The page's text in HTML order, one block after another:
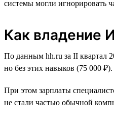
системы могли игнорировать
Как владение
По данным hh.ru за II квартал
но без этих навыков (75 000 ₽).
При этом зарплаты
не стали частью обычной